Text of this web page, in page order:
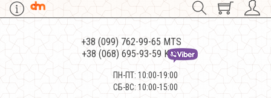
+38 (099) 762-99-65 MTS
+38 (068) 695-93-59 Kievstar
ПН-ПТ: 10:00-19:00
СБ-ВС: 10:00-15:00